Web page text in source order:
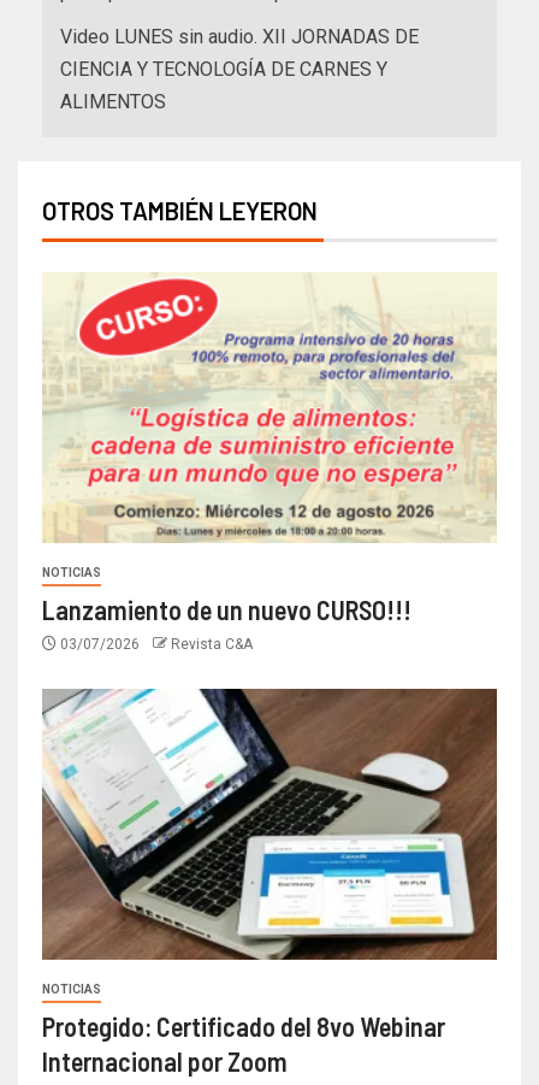
Video LUNES sin audio. XII JORNADAS DE
CIENCIA Y TECNOLOGÍA DE CARNES Y
ALIMENTOS
OTROS TAMBIÉN LEYERON
NOTICIAS
Lanzamiento de un nuevo CURSO!!!
03/07/2026 Revista C&A
NOTICIAS
Protegido: Certificado del 8vo Webinar
Internacional por Zoom